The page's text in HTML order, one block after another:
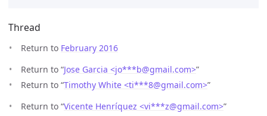
Thread
Return to February 2016
Return to “Jose Garcia <jo***b@gmail.com>”
Return to “Timothy White <ti***8@gmail.com>”
Return to “Vicente Henríquez <vi***z@gmail.com>”